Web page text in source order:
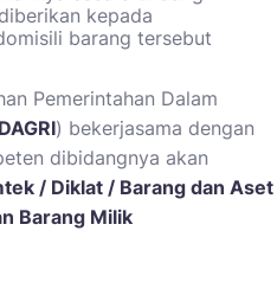
kepada
barang tersebut
Pemerintahan Dalam
) bekerjasama dengan
dibidangnya akan
/ Diklat / Barang dan Aset
Barang Milik